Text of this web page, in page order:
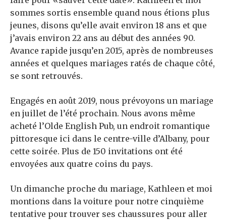
sommes sortis ensemble quand nous étions plus
jeunes, disons qu’elle avait environ 18 ans et que
j’avais environ 22 ans au début des années 90.
Avance rapide jusqu’en 2015, après de nombreuses
années et quelques mariages ratés de chaque côté,
se sont retrouvés.
Engagés en août 2019, nous prévoyons un mariage
en juillet de l’été prochain. Nous avons même
acheté l’Olde English Pub, un endroit romantique
pittoresque ici dans le centre-ville d’Albany, pour
cette soirée. Plus de 150 invitations ont été
envoyées aux quatre coins du pays.
Un dimanche proche du mariage, Kathleen et moi
montions dans la voiture pour notre cinquième
tentative pour trouver ses chaussures pour aller